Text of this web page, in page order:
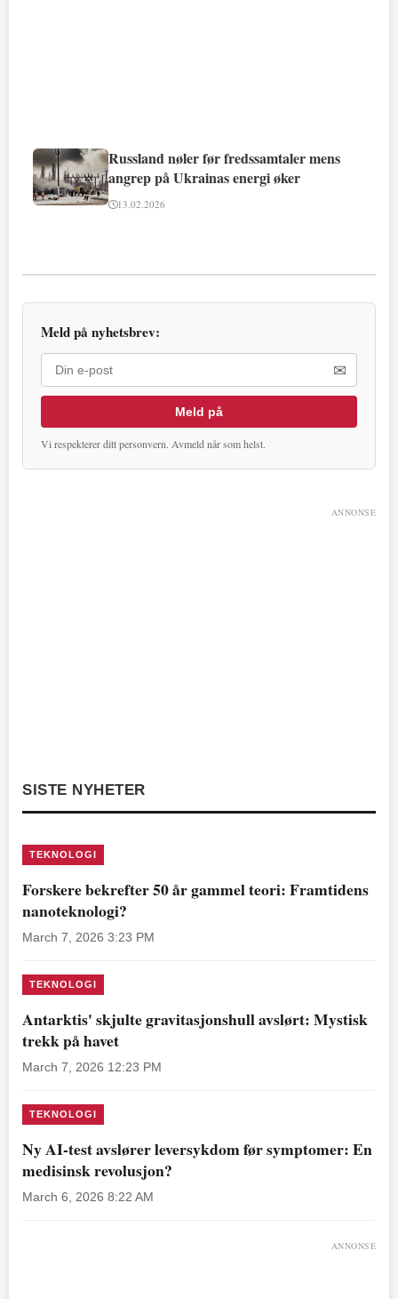
Russland nøler før fredssamtaler mens
angrep på Ukrainas energi øker
13.02.2026
Meld på nyhetsbrev:
✉
Meld på
Vi respekterer ditt personvern. Avmeld når som helst.
ANNONSE
SISTE NYHETER
TEKNOLOGI
Forskere bekrefter 50 år gammel teori: Framtidens
nanoteknologi?
March 7, 2026 3:23 PM
TEKNOLOGI
Antarktis' skjulte gravitasjonshull avslørt: Mystisk
trekk på havet
March 7, 2026 12:23 PM
TEKNOLOGI
Ny AI-test avslører leversykdom før symptomer: En
medisinsk revolusjon?
March 6, 2026 8:22 AM
ANNONSE